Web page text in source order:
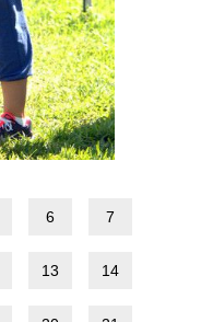
6 7
13 14